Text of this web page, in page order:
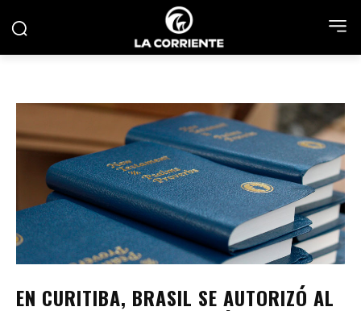
EN CURITIBA, BRASIL SE AUTORIZÓ AL